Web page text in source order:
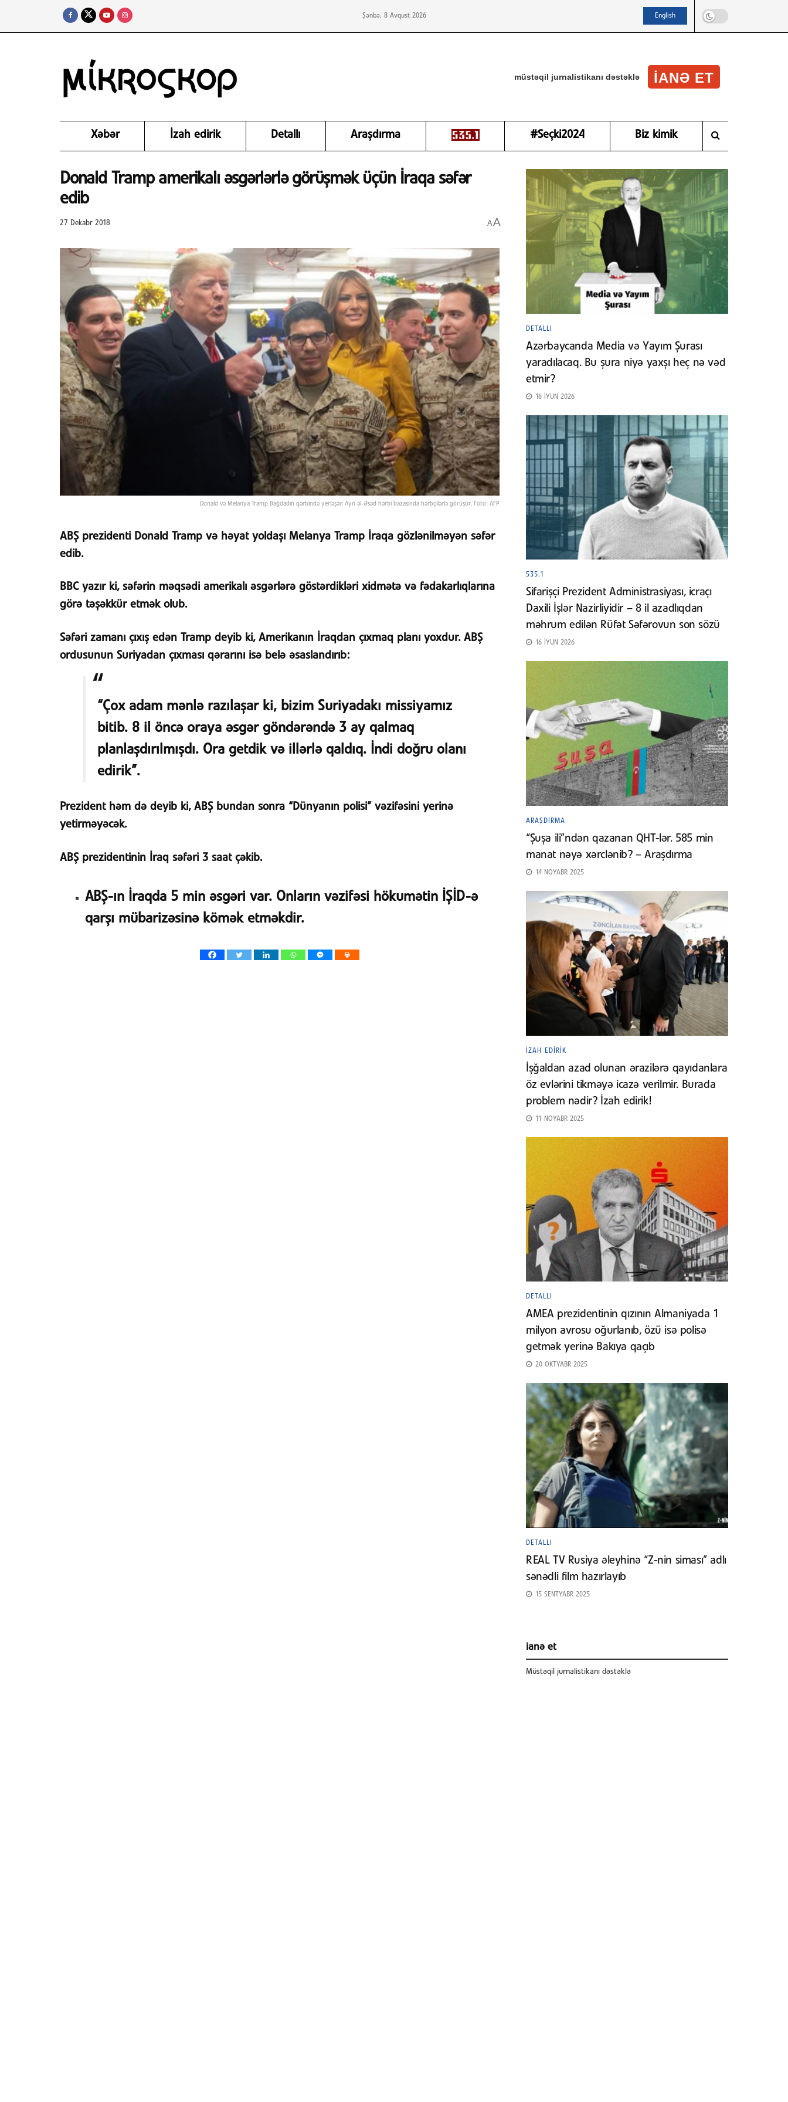
Şənbə, 8 Avqust 2026 English
müstəqil jurnalistikanı dəstəklə IANƏ ET
Xəbər İzah edirik Detallı Araşdırma #Seçki2024 Biz kimik
Donald Tramp amerikalı əsgərlərlə görüşmək üçün İraqa səfər
edib
27 Dekabr 2018 AA
Donald və Melanya Tramp Bağdadın qərbində yerləşən Ayn əl-Əsəd hərbi bazasında hərbçilərlə görüşür. Foto: AFP
ABŞ prezidenti Donald Tramp və həyat yoldaşı Melanya Tramp İraqa gözlənilməyən səfər
edib.
BBC yazır ki, səfərin məqsədi amerikalı əsgərlərə göstərdikləri xidmətə və fədakarlıqlarına
görə təşəkkür etmək olub.
Səfəri zamanı çıxış edən Tramp deyib ki, Amerikanın İraqdan çıxmaq planı yoxdur. ABŞ
ordusunun Suriyadan çıxması qərarını isə belə əsaslandırıb:
“Çox adam mənlə razılaşar ki, bizim Suriyadakı missiyamız
bitib. 8 il öncə oraya əsgər göndərəndə 3 ay qalmaq
planlaşdırılmışdı. Ora getdik və illərlə qaldıq. İndi doğru olanı
edirik”.
Prezident həm də deyib ki, ABŞ bundan sonra “Dünyanın polisi” vəzifəsini yerinə
yetirməyəcək.
ABŞ prezidentinin İraq səfəri 3 saat çəkib.
ABŞ-ın İraqda 5 min əsgəri var. Onların vəzifəsi hökumətin İŞİD-ə
qarşı mübarizəsinə kömək etməkdir.
DETALLI
Azərbaycanda Media və Yayım Şurası
yaradılacaq. Bu şura niyə yaxşı heç nə vəd
etmir?
16 İYUN 2026
535.1
Sifarişçi Prezident Administrasiyası, icraçı
Daxili İşlər Nazirliyidir – 8 il azadlıqdan
məhrum edilən Rüfət Səfərovun son sözü
16 İYUN 2026
ARAŞDIRMA
“Şuşa ili”ndən qazanan QHT-lər. 585 min
manat nəyə xərclənib? – Araşdırma
14 NOYABR 2025
İZAH EDIRIK
İşğaldan azad olunan ərazilərə qayıdanlara
öz evlərini tikməyə icazə verilmir. Burada
problem nədir? İzah edirik!
11 NOYABR 2025
DETALLI
AMEA prezidentinin qızının Almaniyada 1
milyon avrosu oğurlanıb, özü isə polisə
getmək yerinə Bakıya qaçıb
20 OKTYABR 2025
DETALLI
REAL TV Rusiya əleyhinə “Z-nin siması” adlı
sənədli film hazırlayıb
15 SENTYABR 2025
ianə et
Müstəqil jurnalistikanı dəstəklə